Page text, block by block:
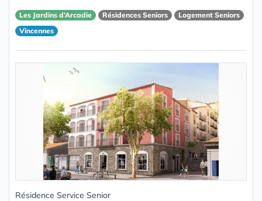
Les Jardins d’Arcadie Résidences Seniors
Logement Seniors
Vincennes
Résidence Service Senior